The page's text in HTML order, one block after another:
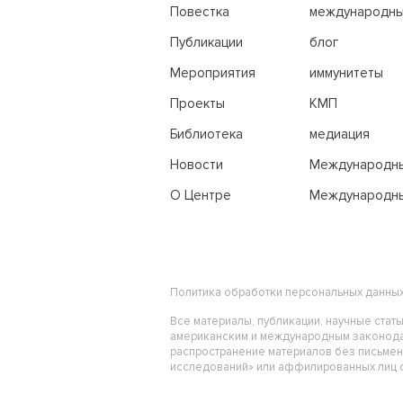
Повестка
Публикации
Мероприятия
Проекты
Библиотека
Новости
О Центре
блог
иммунитеты
КМП
медиация
праву
Политика обработки персональных
Все материалы, публикации, научные
американским и международным
распространение материалов без
исследований» или аффилированных лиц